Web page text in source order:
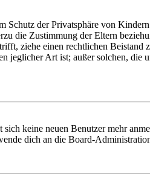
der Privatsphäre von
die Zustimmung der Eltern
ziehe einen rechtlichen
jeglicher Art ist; außer solchen,
keine neuen Benutzer mehr
dich an die Board-